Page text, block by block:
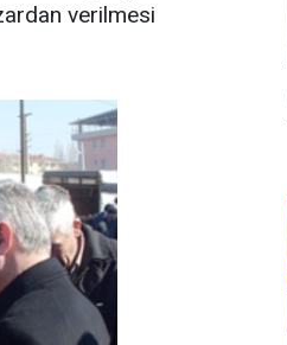
verilmesi